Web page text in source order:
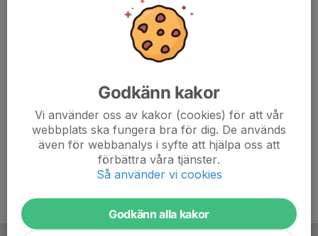
Godkänn kakor
Vi använder oss av kakor (cookies) för att vår
webbplats ska fungera bra för dig. De används
även för webbanalys i syfte att hjälpa oss att
förbättra våra tjänster.
Så använder vi cookies
Godkänn alla kakor